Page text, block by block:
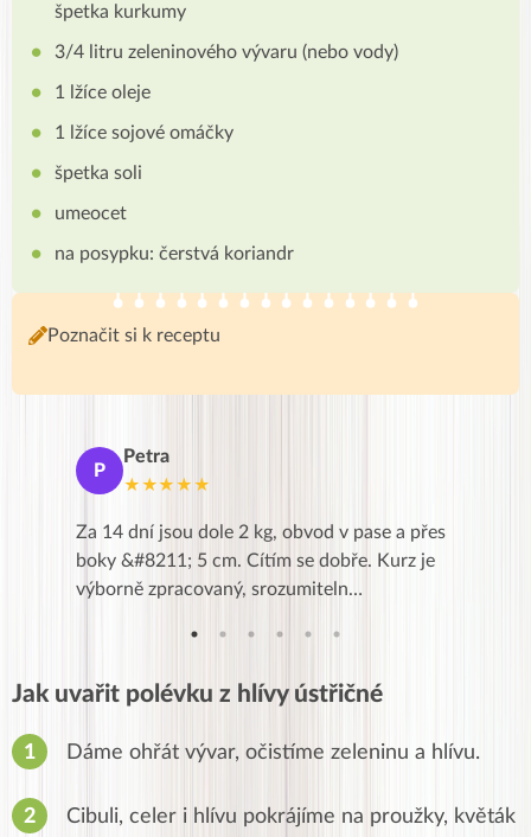
špetka kurkumy
3/4 litru zeleninového vývaru (nebo vody)
1 lžíce oleje
1 lžíce sojové omáčky
špetka soli
umeocet
na posypku: čerstvá koriandr
Poznačit si k receptu
P
Petra
★★★★★
Za 14 dní jsou dole 2 kg, obvod v pase a přes
boky &#8211; 5 cm. Cítím se dobře. Kurz je
výborně zpracovaný, srozumiteln…
Jak uvařit polévku z hlívy ústřičné
Dáme ohřát vývar, očistíme zeleninu a hlívu.
Cibuli, celer i hlívu pokrájíme na proužky, květák